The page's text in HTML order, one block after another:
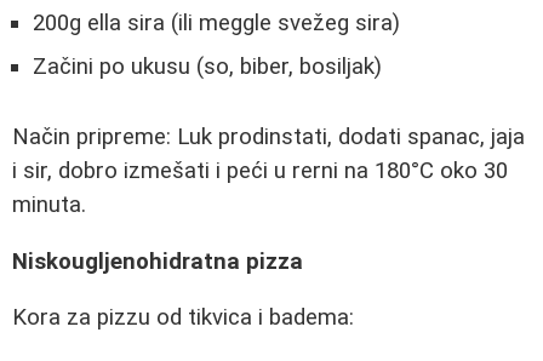
200g ella sira (ili meggle svežeg sira)
Začini po ukusu (so, biber, bosiljak)
Način pripreme: Luk prodinstati, dodati spanac, jaja
i sir, dobro izmešati i peći u rerni na 180°C oko 30
minuta.
Niskougljenohidratna pizza
Kora za pizzu od tikvica i badema: